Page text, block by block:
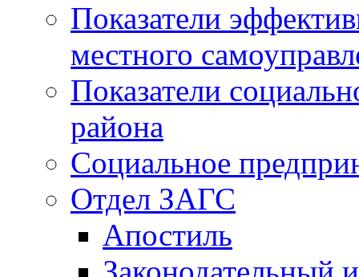
Показатели
местного
Показатели
района
Социальное
Отдел ЗАГС
Апостиль